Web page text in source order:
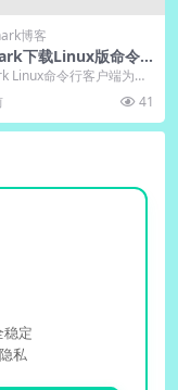
博客
下载Linux版命令
官网CLI客户端
Linux命令行客户端为技
供高效安全的终端操作
41
稳定
私